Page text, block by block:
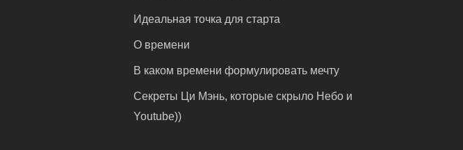
Идеальная точка для старта
О времени
В каком времени формулировать мечту
Секреты Ци Мэнь, которые скрыло Небо и
Youtube))